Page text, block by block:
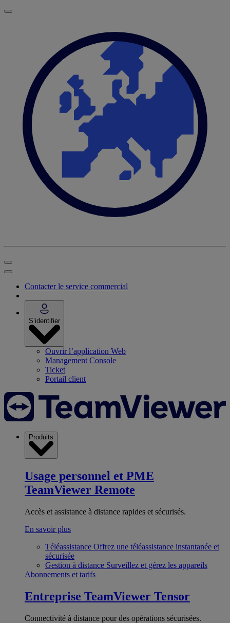
Contacter le service commercial
S’identifier
Ouvrir l’application Web
Management Console
Ticket
Portail client
Produits
Usage personnel et PME
TeamViewer Remote
Accès et assistance à distance rapides et sécurisés.
En savoir plus
Téléassistance Offrez une téléassistance instantanée et
sécurisée
Gestion à distance Surveillez et gérez les appareils
Abonnements et tarifs
Entreprise TeamViewer Tensor
Connectivité à distance pour des opérations sécurisées.